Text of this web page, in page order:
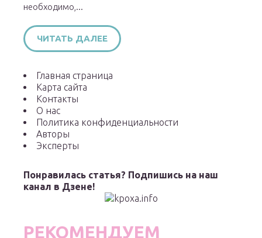
необходимо,...
ЧИТАТЬ ДАЛЕЕ
Главная страница
Карта сайта
Контакты
О нас
Политика конфиденциальности
Авторы
Эксперты
Понравилась статья? Подпишись на наш
канал в Дзене!
РЕКОМЕНДУЕМ